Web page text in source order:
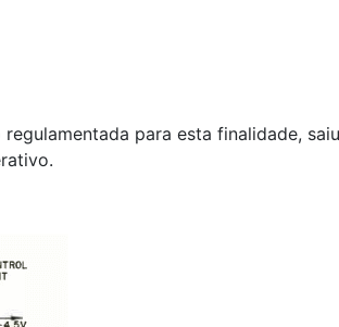
para esta finalidade,